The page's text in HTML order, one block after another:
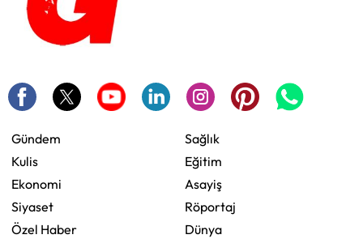
Gündem
Kulis
Ekonomi
Siyaset
Özel Haber
Sağlık
Eğitim
Asayiş
Röportaj
Dünya